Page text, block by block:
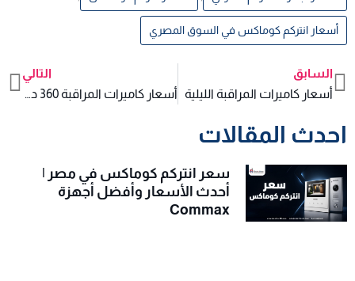
أسعار انتركم كوماكس في السوق المصري
Prev
السابق
أسعار كاميرات المراقبة الليلية
التالي
أسعار كاميرات المراقبة 360 درجة
احدث المقالات
سعر انتركم كوماكس في مصر |
أحدث الأسعار وأفضل أجهزة
Commax